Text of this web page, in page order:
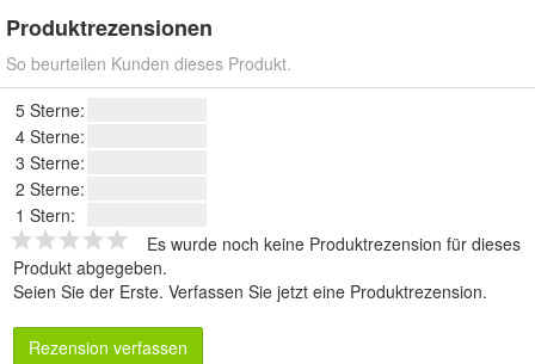
Produktrezensionen
So beurteilen Kunden dieses Produkt.
5 Sterne:
4 Sterne:
3 Sterne:
2 Sterne:
1 Stern:
Es wurde noch keine Produktrezension für dieses
Produkt abgegeben.
Seien Sie der Erste. Verfassen Sie jetzt eine Produktrezension.
Rezension verfassen